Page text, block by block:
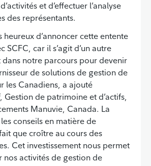
et d’effectuer l’analyse
des représentants.
heureux d’annoncer cette entente
SCFC, car il s’agit d’un autre
notre parcours pour devenir
de solutions de gestion de
les Canadiens, a ajouté
Gestion de patrimoine et d’actifs,
Manuvie, Canada. La
conseils en matière de
que croître au cours des
Cet investissement nous permet
nos activités de gestion de